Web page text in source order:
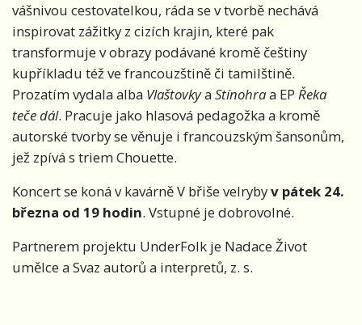
vášnivou cestovatelkou, ráda se v tvorbě nechává
inspirovat zážitky z cizích krajin, které pak
transformuje v obrazy podávané kromě češtiny
kupříkladu též ve francouzštině či tamilštině.
Prozatím vydala alba VlaštovkyaStínohraa EP Řeka
teče dál. Pracuje jako hlasová pedagožka a kromě
autorské tvorby se věnuje i francouzským šansonům,
jež zpívá s triem Chouette.
Koncert se koná v kavárně V břiše velrybyv pátek 24.
března od 19 hodin. Vstupné je dobrovolné.
Partnerem projektu UnderFolk je Nadace Život
umělce a Svaz autorů a interpretů, z. s.